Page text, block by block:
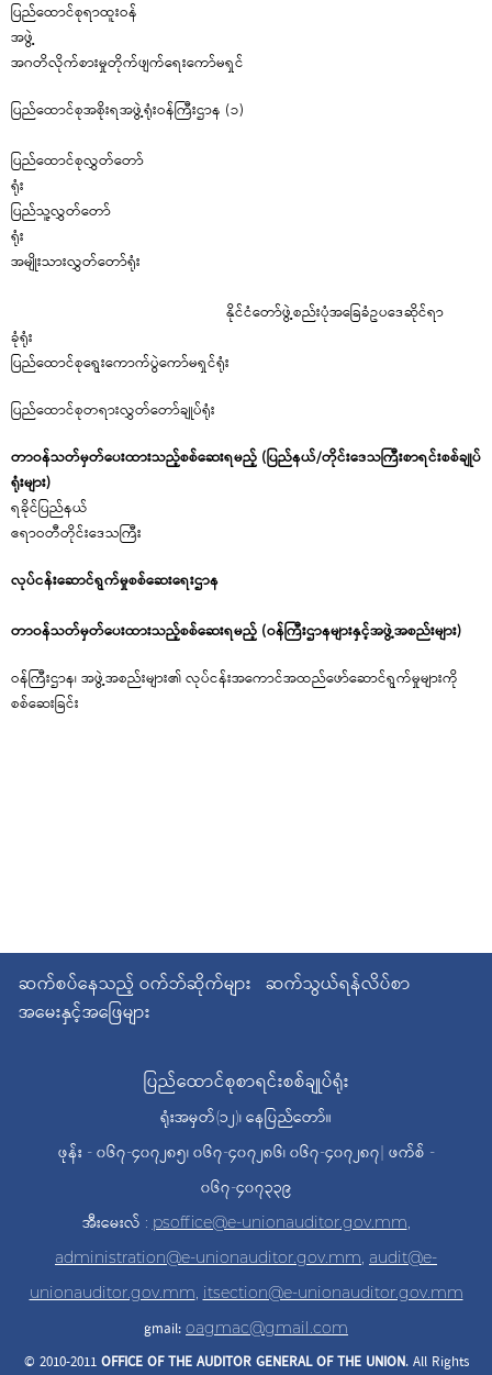
ပြည်ထောင်စုရာထူးဝန်
အဂတိလိုက်စားမှုတိုက်ဖျက်ရေးကော်မရှင်
ပြည်ထောင်စုအစိုးရအဖွဲ့ရုံးဝန်ကြီးဌာန (၁)
ပြည်ထောင်စုလွှတ်တော်
ပြည်သူ့လွှတ်တော်
အမျိုးသားလွှတ်တော်ရုံး
နိုင်ငံတော်ဖွဲ့စည်းပုံအခြေခံဥပဒေဆိုင်ရာ
ခုံ
ပြည်ထောင်စုရွေးကောက်ပွဲကော်မရှင်ရုံး
ပြည်ထောင်စုတရားလွှတ်တော်ချုပ်ရုံး
တာဝန်သတ်မှတ်ပေးထားသည့်စစ်ဆေးရမည့် (ပြည်နယ်/တိုင်းဒေသကြီးစာရင်းစစ်ချုပ်
ရုံးများ)
ရခိုင်ပြည်နယ်
ဧရာဝတီတိုင်းဒေသကြီး
လုပ်ငန်းဆောင်ရွက်မှုစစ်ဆေးရေးဌာန
တာဝန်သတ်မှတ်ပေးထားသည့်စစ်ဆေးရမည့် (ဝန်ကြီးဌာနများနှင့်အဖွဲ့အစည်းများ)
ဝန်ကြီးဌာန၊ အဖွဲ့အစည်းများ၏ လုပ်ငန်းအကောင်အထည်ဖော်ဆောင်ရွက်မှုများကို
စစ်ဆေးခြင်း
ဆက်စပ်နေသည့် ဝက်ဘ်ဆိုက်များ ဆက်သွယ်ရန်လိပ်စာ
အမေးနှင့်အဖြေများ
ပြည်ထောင်စုစာရင်းစစ်ချုပ်ရုံး
ရုံးအမှတ်(၁၂)၊ နေပြည်တော်။
ဖုန်း - ၀၆၇-၄၀၇၂၈၅၊ ၀၆၇-၄၀၇၂၈၆၊ ၀၆၇-၄၀၇၂၈၇| ဖက်စ် -
၀၆၇-၄၀၇၃၃၉
အီးမေးလ် : psoffice@e-unionauditor.gov.mm,
administration@e-unionauditor.gov.mm, audit@e-
unionauditor.gov.mm, itsection@e-unionauditor.gov.mm
gmail: oagmac@gmail.com
© 2010-2011OFFICE OF THE AUDITOR GENERAL OF THE UNION. All Rights